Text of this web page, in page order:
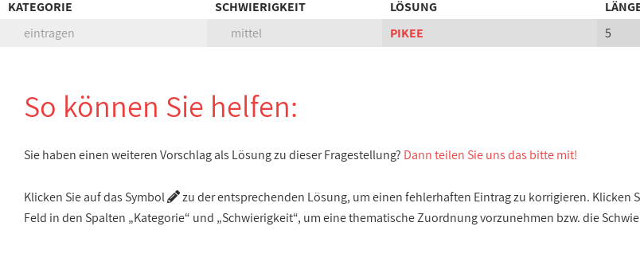
KATEGORIE SCHWIERIGKEIT LÖSUNG
eintragen
mittel PIKEE 5
So können Sie helfen:
Sie haben einen weiteren Vorschlag als Lösung zu dieser Fragestellung? Dann teilen Sie uns das bitte mit!
Klicken Sie auf das Symbol
zu der entsprechenden Lösung, um einen fehlerhaften Eintrag zu korrigieren. Klicken
Feld in den Spalten „Kategorie“ und „Schwierigkeit“, um eine thematische Zuordnung vorzunehmen bzw. die